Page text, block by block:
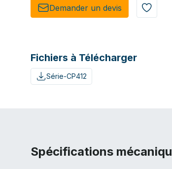
Demander un de​​vis​​
Fichiers à Télécharger
Série-CP412
Spécifications